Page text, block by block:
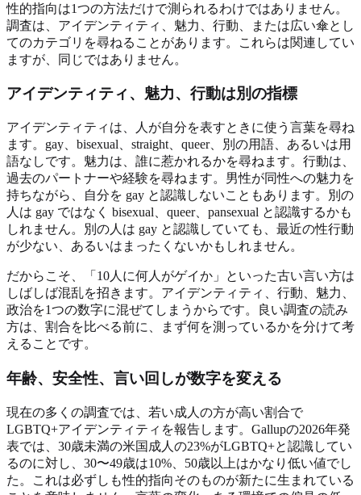
性的指向は1つの方法だけで測られるわけではありません。
調査は、アイデンティティ、魅力、行動、または広い傘とし
てのカテゴリを尋ねることがあります。これらは関連してい
ますが、同じではありません。
アイデンティティ、魅力、行動は別の指標
アイデンティティは、人が自分を表すときに使う言葉を尋ね
ます。gay、bisexual、straight、queer、別の用語、あるいは用
語なしです。魅力は、誰に惹かれるかを尋ねます。行動は、
過去のパートナーや経験を尋ねます。男性が同性への魅力を
持ちながら、自分を gay と認識しないこともあります。別の
人は gay ではなく bisexual、queer、pansexual と認識するかも
しれません。別の人は gay と認識していても、最近の性行動
が少ない、あるいはまったくないかもしれません。
だからこそ、「10人に何人がゲイか」といった古い言い方は
しばしば混乱を招きます。アイデンティティ、行動、魅力、
政治を1つの数字に混ぜてしまうからです。良い調査の読み
方は、割合を比べる前に、まず何を測っているかを分けて考
えることです。
年齢、安全性、言い回しが数字を変える
現在の多くの調査では、若い成人の方が高い割合で
LGBTQ+アイデンティティを報告します。Gallupの2026年発
表では、30歳未満の米国成人の23%がLGBTQ+と認識してい
るのに対し、30〜49歳は10%、50歳以上はかなり低い値でし
た。これは必ずしも性的指向そのものが新たに生まれている